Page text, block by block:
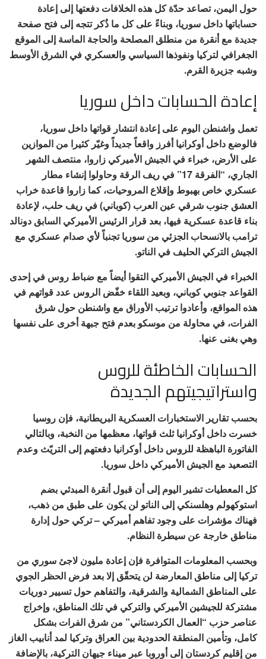
حول اليمن، تصاعد حدّة كل هذه الخلافات دفعتها إلى إعادة
حساباتها داخل سوريا، وبناءً على كل ما ذُكر تتجه إلى فتح صفحة
جديدة مع أنقرة من منطلق المصلحة والحاجة الماسة إلى الموقع
الجغرافي لتركيا ونفوذها السياسي والعسكري في الشرق الأوسط
وشبه جزيرة القرم.
إعادة الحسابات داخل سوريا
تعمل واشنطن اليوم على إعادة انتشار قواتها داخل سوريا،
فالوضع داخل أوكرانيا أفرز واقعاً جديداً وغيّر كثيرا من الموازين
على الأرض، خبراء في الجيش الأميركي زاروا، منتصف الشهر
الجاري، “الفرقة 17” في ريف الرقة وحاولوا إنشاء مطار
عسكري خاص بهبوط وإقلاع المروحيات، كما زاروا قاعدة خراب
العشق جنوب شرقي عين العرب (كوباني) في ريف حلب، لإعادة
بناء قاعدة عسكرية فيها، بعد قرار الرئيس الأميركي السابق دونالد
ترامب بالانسحاب الجزئي من سوريا تجنباً لأي صدام عسكري مع
الجيش التركي الحليف في الناتو.
الخبراء في الجيش الأميركي التقوا أيضاً مع ضباط روس في إحدى
القواعد جنوبي كوباني، وبعيد اللقاء خفّض الروس عدد قواتهم في
هذه المواقع، وأعادوا ترتيب الأوراق مع واشنطن حول شرق
الفرات، في محاولة من موسكو بعدم فتح جبهة أخرى على نفسها
وهي بغنى عنها.
الحسابات الخاطئة للروس
واستراتيجيتهم الجديدة
بحسب تقارير الاستخبارات العسكرية البريطانية، فإن روسيا
خسرت داخل أوكرانيا ثلث قواتها، معظمها من النخبة، وبالتالي
الفاتورة الباهظة للروس داخل أوكرانيا دفعتهم إلى التريّث وعدم
التصعيد مع الجيش الأميركي داخل سوريا.
كل المعطيات تشير اليوم إلى أن قبول أنقرة المبدئي بضم
استوكهولم وهلسنكي إلى الناتو لن يكون على طبق من ذهب،
فهناك مؤشرات على وجود تفاهم أميركي – تركي حول إدارة
مناطق خارجة عن سيطرة النظام.
وبحسب المعلومات المتوافرة فإن إعادة مليون لاجئ سوري من
تركيا إلى مناطق المعارضة لن يتحقّق إلا بعد فرض الحظر الجوي
على المناطق الشمالية والشرقية، والتفاهم حول تسيير دوريات
مشتركة للجيشين الأميركي والتركي في تلك المناطق، وإخراج
عناصر حزب “العمال الكردستاني” من شرق الفرات بشكل
كامل، وتأمين المنطقة الحدودية بين العراق وتركيا لمد أنابيب الغاز
من إقليم كردستان إلى أوروبا عبر ميناء جيهان التركية، بالإضافة